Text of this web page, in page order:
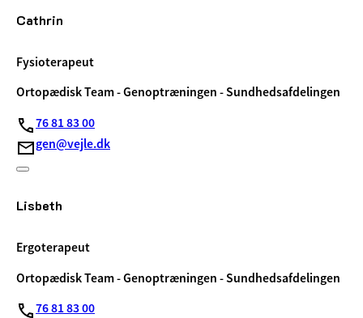
Cathrin
Fysioterapeut
Ortopædisk Team - Genoptræningen - Sundhedsafdelingen
76 81 83 00
gen@vejle.dk
Lisbeth
Ergoterapeut
Ortopædisk Team - Genoptræningen - Sundhedsafdelingen
76 81 83 00